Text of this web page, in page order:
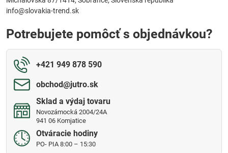
info@slovakia-trend.sk
Potrebujete pomôcť s objednávkou?
+421 949 878 590
obchod​@jutro​.sk
Sklad a výdaj tovaru
Novozámocká 2004/24A
941 06 Komjatice
Otváracie hodiny
PO- PIA 8:00 – 15:30